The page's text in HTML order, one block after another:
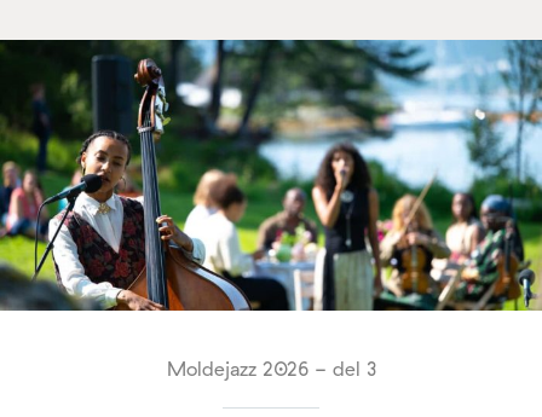
Moldejazz 2026 - del 3